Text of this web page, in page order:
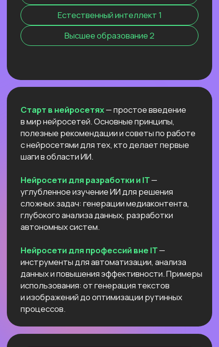
Старт в нейросетях— простое введение
в мир нейросетей. Основные принципы,
полезные рекомендации и советы по работе
с нейросетями для тех, кто делает первые
шаги в области ИИ.
Нейросети для разработки и IT
глубокого анализа данных, разработки
автономных систем.
Нейросети для профессий вне IT—
инструменты для автоматизации, анализа
данных и повышения эффективности.
рутинных процессов.
Старт в нейросетях
Нейросети для разработки и IT
Нейросети для профессий вне IT
Нейросети 28
IT-профессии 16
Для детей 8
Естественный интеллект 1